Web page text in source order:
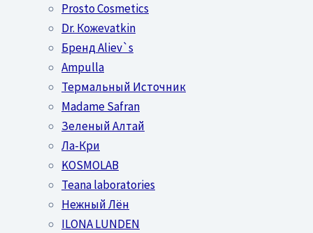
Prosto Cosmetics
Dr. Кожеvatkin
Бренд Aliev`s
Ampulla
Термальный Источник
Madame Safran
Зеленый Алтай
Ла-Кри
KOSMOLAB
Teana laboratories
Нежный Лён
ILONA LUNDEN